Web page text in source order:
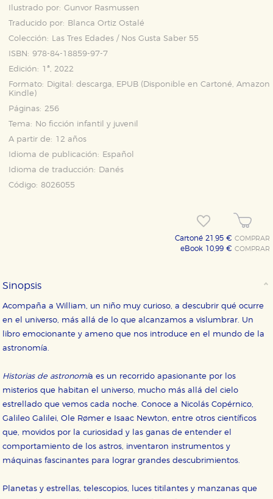
Ilustrado por: Gunvor Rasmussen
Traducido por:
Blanca Ortiz Ostalé
Colección:
Las Tres Edades / Nos Gusta Saber 55
ISBN: 978-84-18859-97-7
Edición: 1ª, 2022
Formato:
Digital: descarga, EPUB (Disponible enCartoné,Amazon
Kindle )
Páginas: 256
Tema:
No ficción infantil y juvenil
A partir de: 12 años
Idioma de publicación:
Español
Idioma de traducción:
Danés
Código: 8026055
Cartoné 21,95 €COMPRAR
eBook 10,99 €COMPRAR
Sinopsis
Acompaña a William, un niño muy curioso, a descubrir qué ocurre
en el universo, más allá de lo que alcanzamos a vislumbrar. Un
libro emocionante y ameno que nos introduce en el mundo de la
astronomía.
Historias de astronomía es un recorrido apasionante por los
misterios que habitan el universo, mucho más allá del cielo
estrellado que vemos cada noche. Conoce a Nicolás Copérnico,
Galileo Galilei, Ole Rømer e Isaac Newton, entre otros científicos
que, movidos por la curiosidad y las ganas de entender el
comportamiento de los astros, inventaron instrumentos y
máquinas fascinantes para lograr grandes descubrimientos.
Planetas y estrellas, telescopios, luces titilantes y manzanas que
CONFIGURACIÓN DE COOKIES
Estas cookies son necesarias para que nuestro sitio
web funcione y no es posible deshabilitarlas desde
nuestro sistema. Es posible hacerlo desde el
correctamente.
Cookies de rendimiento y analíticas
Estas cookies se utilizan para mejorar su experiencia
nuestro sitio web. Almacenan configuraciones de
servicios para que no tenga que reconfigurarlos cada
tanto, es anónima.
Cookies de publicidad y redes sociales
publicitarios y se utilizan para mostrar publicidad